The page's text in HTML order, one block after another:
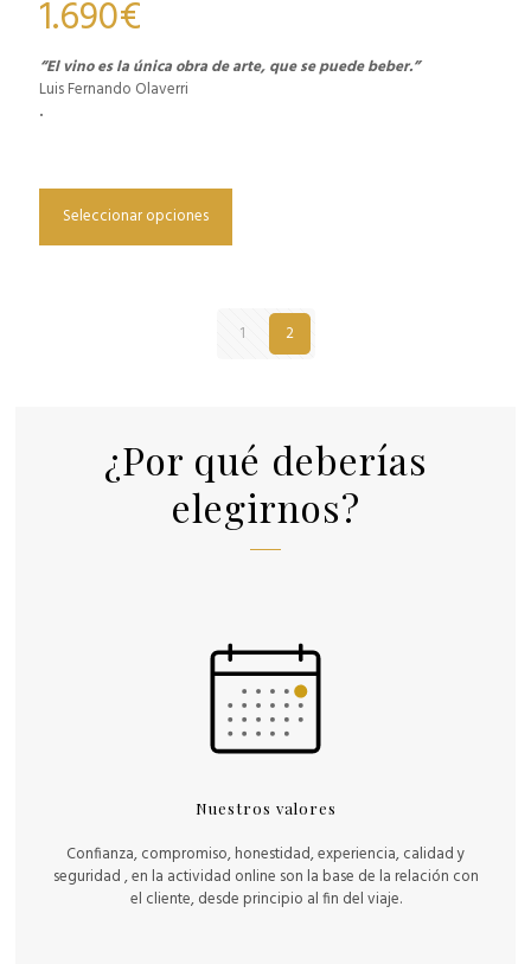
1.690€
“El vino es la única obra de arte, que se puede beber.”
Luis Fernando Olaverri
.
Seleccionar opciones
1 2
¿Por qué deberías
elegirnos?
Nuestros valores
Confianza, compromiso, honestidad, experiencia, calidad y
seguridad , en la actividad online son la base de la relación con
el cliente, desde principio al fin del viaje.